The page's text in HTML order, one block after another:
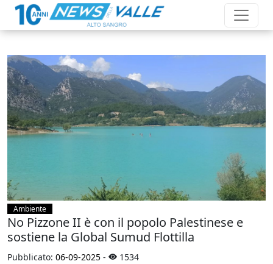
Ambiente
No Pizzone II è con il popolo Palestinese e
sostiene la Global Sumud Flottilla
Pubblicato: 06-09-2025 - 1534